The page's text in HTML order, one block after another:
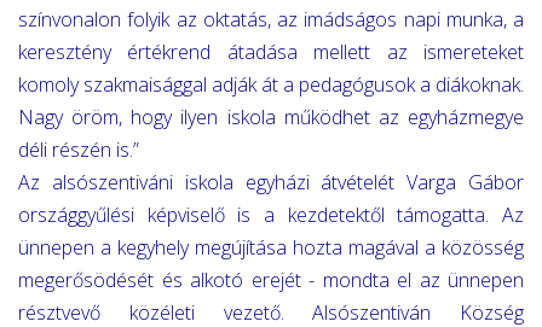
színvonalon folyik az oktatás, az imádságos napi munka, a
keresztény értékrend átadása mellett az ismereteket
komoly szakmaisággal adják át a pedagógusok a diákoknak.
Nagy öröm, hogy ilyen iskola működhet az egyházmegye
déli részén is.”
Az alsószentiváni iskola egyházi átvételét Varga Gábor
országgyűlési képviselő is a kezdetektől támogatta. Az
ünnepen a kegyhely megújítása hozta magával a közösség
megerősödését és alkotó erejét - mondta el az ünnepen
résztvevő közéleti vezető. Alsószentiván Község